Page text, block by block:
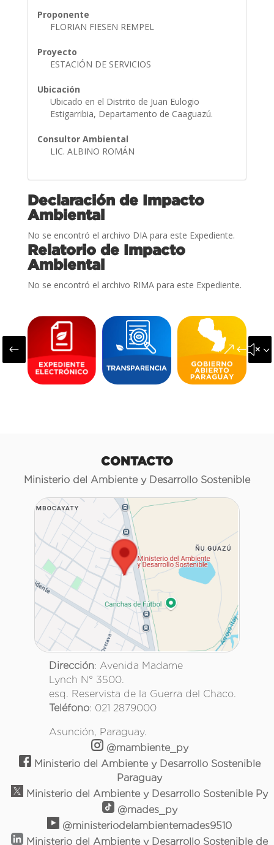
Proponente
FLORIAN FIESEN REMPEL
Proyecto
ESTACIÓN DE SERVICIOS
Ubicación
Ubicado en el Distrito de Juan Eulogio
Estigarribia, Departamento de Caaguazú.
Consultor Ambiental
LIC. ALBINO ROMÁN
Declaración de Impacto
Ambiental
No se encontró el archivo DIA para este Expediente.
Relatorio de Impacto
Ambiental
No se encontró el archivo RIMA para este Expediente.
#
CONTACTO
Ministerio del Ambiente y Desarrollo Sostenible
Dirección: Avenida Madame
Lynch N° 3500.
esq. Reservista de la Guerra del Chaco.
Teléfono: 021 2879000
Asunción, Paraguay.
@mambiente_py
Ministerio del Ambiente y Desarrollo Sostenible
Paraguay
Ministerio del Ambiente y Desarrollo Sostenible Py
@mades_py
@ministeriodelambientemades9510
Ministerio del Ambiente y Desarrollo Sostenible de